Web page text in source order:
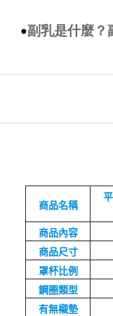
●副乳是什麼？
商品名稱
商品內容
商品尺寸
罩杯比例
鋼圈類型
有無襯墊